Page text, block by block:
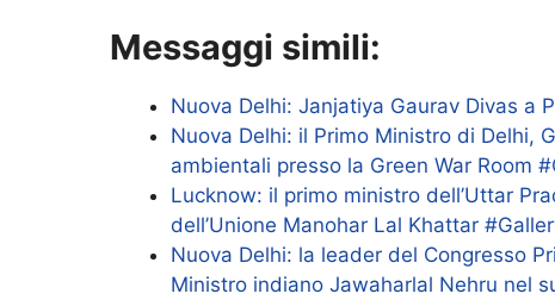
Messaggi simili:
Nuova Delhi: Janjatiya Gaurav Divas a
Nuova Delhi: il Primo Ministro di Delhi,
ambientali presso la Green War Room
Lucknow: il primo ministro dell’Uttar
dell’Unione Manohar Lal Khattar
Nuova Delhi: la leader del Congresso
Ministro indiano Jawaharlal Nehru nel